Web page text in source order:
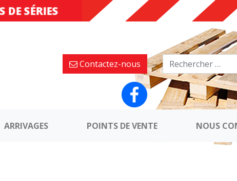
DE SÉRIES
Contactez-nous
ARRIVAGES POINTS DE VENTE NOUS